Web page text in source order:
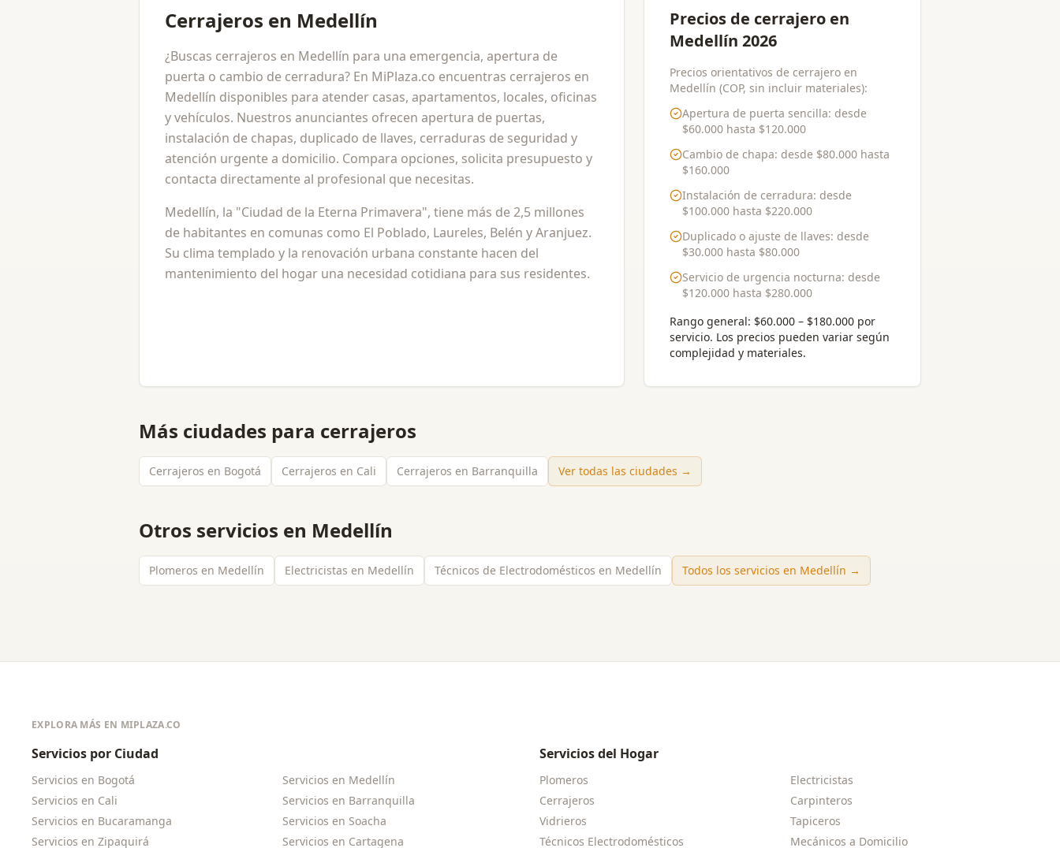
Cerrajeros en Medellín
¿Buscas cerrajeros en Medellín para una emergencia, apertura de
puerta o cambio de cerradura? En MiPlaza.co encuentras cerrajeros en
Medellín disponibles para atender casas, apartamentos, locales, oficinas
y vehículos. Nuestros anunciantes ofrecen apertura de puertas,
instalación de chapas, duplicado de llaves, cerraduras de seguridad y
atención urgente a domicilio. Compara opciones, solicita presupuesto y
contacta directamente al profesional que necesitas.
Medellín, la "Ciudad de la Eterna Primavera", tiene más de 2,5 millones
de habitantes en comunas como El Poblado, Laureles, Belén y Aranjuez.
Su clima templado y la renovación urbana constante hacen del
mantenimiento del hogar una necesidad cotidiana para sus residentes.
Precios de cerrajero en
Medellín 2026
Precios orientativos de cerrajero en
Medellín (COP, sin incluir materiales):
Apertura de puerta sencilla: desde
$60.000hasta $120.000
Cambio de chapa: desde $80.000hasta
$160.000
Instalación de cerradura: desde
$100.000hasta $220.000
Duplicado o ajuste de llaves: desde
$30.000hasta $80.000
Servicio de urgencia nocturna: desde
$120.000hasta $280.000
Rango general: $60.000 – $180.000 por
servicio. Los precios pueden variar según
complejidad y materiales.
Más ciudades para cerrajeros
Cerrajeros en Bogotá Cerrajeros en Cali Cerrajeros en Barranquilla Ver todas las ciudades →
Otros servicios en Medellín
Plomeros en Medellín Electricistas en Medellín Técnicos de Electrodomésticos en Medellín Todos los servicios en Medellín →
EXPLORA MÁS EN MIPLAZA.CO
Servicios por Ciudad
Servicios en Bogotá Servicios en Medellín
Servicios en Cali Servicios en Barranquilla
Servicios en Bucaramanga Servicios en Soacha
Servicios en Zipaquirá Servicios en Cartagena
Servicios del Hogar
Plomeros
Electricistas
Cerrajeros
Carpinteros
Vidrieros
Tapiceros
Técnicos Electrodomésticos
Mecánicos a Domicilio